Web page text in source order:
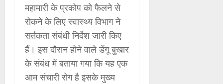
महामारी के प्रकोप को फैलने से
रोकने के लिए स्वास्थ्य विभाग ने
सर्तकता संबंधी निर्देश जारी किए
हैं। इस दौरान होने वाले डेंगू बुखार
के संबंध में बताया गया कि यह एक
आम संचारी रोग है इसके मुख्य